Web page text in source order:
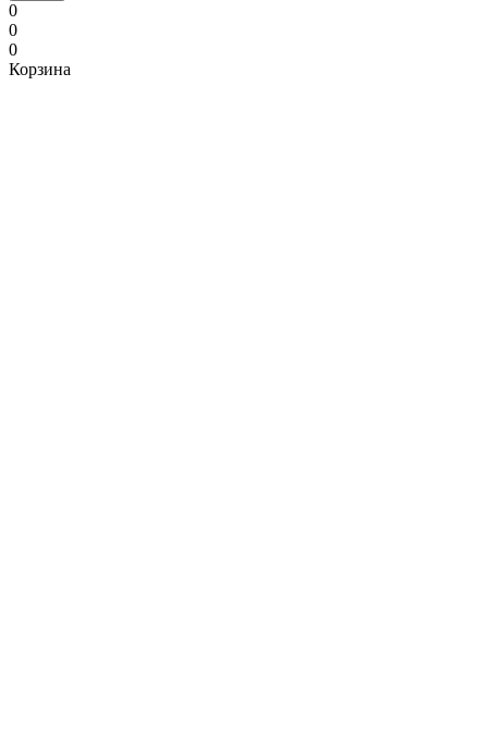
0
0
0
Корзина